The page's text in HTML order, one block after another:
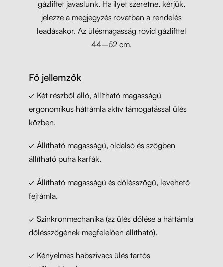
gázliftet javaslunk. Ha ilyet szeretne, kérjük,
jelezze a megjegyzés rovatban a rendelés
leadásakor. Az ülésmagasság rövid gázlifttel
44–52 cm.
Fő jellemzők
✓ Két részből álló, állítható magasságú
ergonomikus háttámla aktív támogatással ülés
közben.
✓ Állítható magasságú, oldalsó és szögben
állítható puha karfák.
✓ Állítható magasságú és dőlésszögű, levehető
fejtámla.
✓ Szinkronmechanika (az ülés dőlése a háttámla
dőlésszögének megfelelően állítható).
✓ Kényelmes habszivacs ülés tartós